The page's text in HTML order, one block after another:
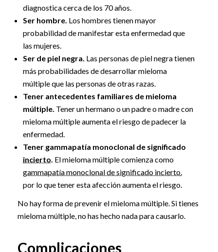
diagnostica cerca de los 70 años.
Ser hombre. Los hombres tienen mayor
probabilidad de manifestar esta enfermedad que
las mujeres.
Ser de piel negra. Las personas de piel negra tienen
más probabilidades de desarrollar mieloma
múltiple que las personas de otras razas.
Tener antecedentes familiares de mieloma
múltiple. Tener un hermano o un padre o madre con
mieloma múltiple aumenta el riesgo de padecer la
enfermedad.
Tener gammapatía monoclonal de significado
incierto. El mieloma múltiple comienza como
gammapatía monoclonal de significado incierto,
por lo que tener esta afección aumenta el riesgo.
No hay forma de prevenir el mieloma múltiple. Si tienes
mieloma múltiple, no has hecho nada para causarlo.
Complicaciones